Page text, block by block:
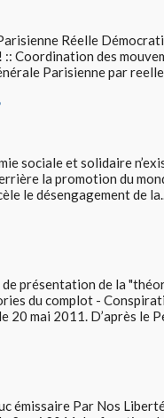
Réelle
Coordination des
Parisienne par
sociale et solidaire
la promotion du
le désengagement de
présentation de la
du complot -
20 mai 2011. D’après le
émissaire Par Nos